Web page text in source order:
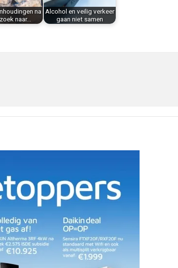
na
naar…
Alcohol en veilig verkeer
gaan niet samen